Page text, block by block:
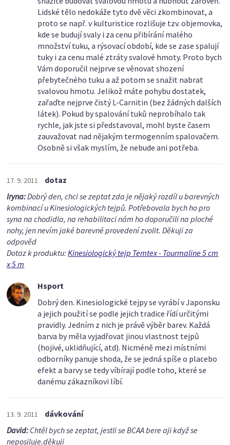
Lidské tělo nedokáže tyto dvě věci zkombinovat, a
proto se např. v kulturistice rozlišuje tzv. objemovka,
kde se budují svaly i za cenu přibírání malého
množství tuku, a rýsovací období, kde se zase spalují
tuky i za cenu malé ztráty svalové hmoty. Proto bych
Vám doporučil nejprve se věnovat shození
přebytečného tuku a až potom se snažit nabrat
svalovou hmotu. Jelikož máte pohybu dostatek,
zařaďte nejprve čistý L-Carnitin (bez žádných dalších
látek). Pokud by spalování tuků neprobíhalo tak
rychle, jak jste si představoval, mohl byste časem
zauvažovat nad nějakým termogenním spalovačem.
Osobně si však myslím, že nebude ani potřeba.
17. 9. 2011
dotaz
Iryna:Dobrý den, chci se zeptat zda je nějaký rozdíl u barevných
kombinací u Kinesiologických tejpů. Potřebovala bych ho pro
syna na chodidla, na rehabilitaci nám ho doporučili na ploché
nohy, jen nevím jaké barevné provedení zvolit. Děkuji za
odpověd
Dotaz k produktu:Kinesiologický tejp Temtex - Tourmaline 5 cm
x 5 m
Hsport
Dobrý den. Kinesiologické tejpy se vyrábí v Japonsku
a jejich použití se podle jejich tradice řídí určitými
pravidly. Jedním z nich je právě výběr barev. Každá
barva by měla vyjadřovat jinou vlastnost tejpů
(hojivé, uklidňující, atd). Nicméně mezi místními
odborníky panuje shoda, že se jedná spíše o placebo
efekt a barvy se tedy víbírají podle toho, které se
danému zákazníkovi líbí.
13. 9. 2011
dávkování
David: Chtěl bych se zeptat, jestli se BCAA bere aji když se
neposiluje.děkuji